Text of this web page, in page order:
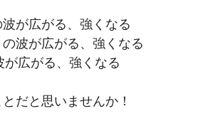
波が広がる、強くなる
の波が広がる、強くなる
が広がる、強くなる
だと思いませんか！